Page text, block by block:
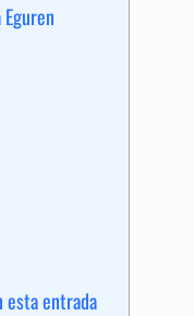
Eguren
esta entrada